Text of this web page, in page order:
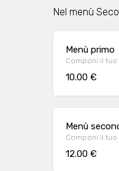
Nel menù
Menù primo
Componi il tuo
10.00 €
Menù
Componi il
12.00 €